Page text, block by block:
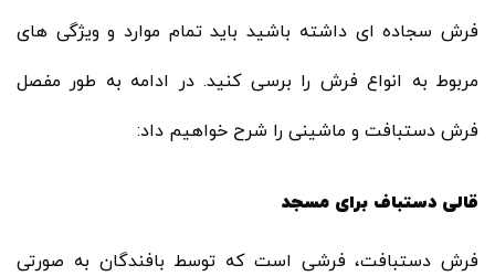
فرش سجاده ای داشته باشید باید تمام موارد و ویژگی های
مربوط به انواع فرش را برسی کنید. در ادامه به طور مفصل
فرش دستبافت و ماشینی را شرح خواهیم داد:
قالی دستباف برای مسجد
فرش دستبافت، فرشی است که توسط بافندگان به صورتی